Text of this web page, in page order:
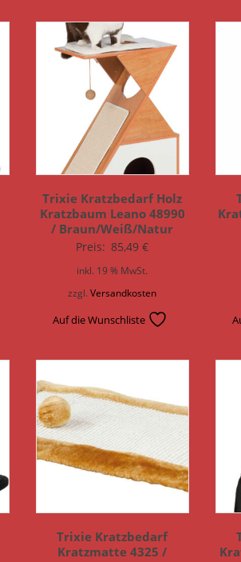
Trixie Kratzbedarf Holz
Kratzbaum Leano 48990
/ Braun/Weiß/Natur
Preis: 85,49€
inkl. 19 % MwSt.
zzgl.Versandkosten
Auf die Wunschliste
Trixie Kratzbedarf
Kratzmatte 4325 /